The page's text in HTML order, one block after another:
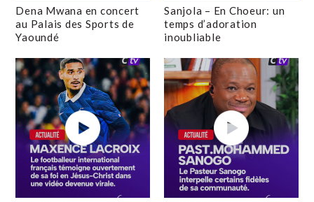
Dena Mwana en concert
au Palais des Sports de
Yaoundé
Sanjola – En Choeur: un
temps d’adoration
inoubliable